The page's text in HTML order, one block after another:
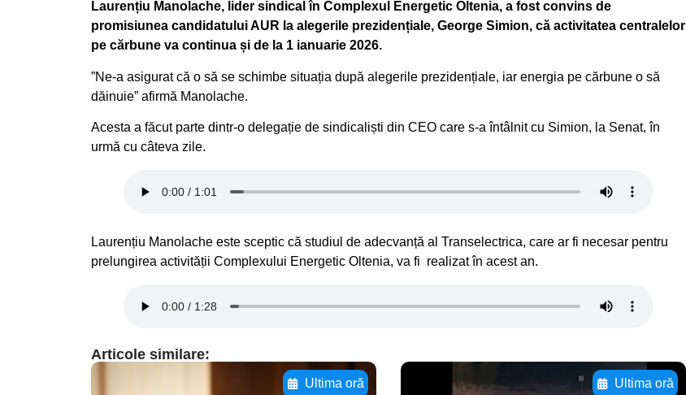
Laurențiu Manolache, lider sindical în Complexul Energetic Oltenia, a fost convins de
promisiunea candidatului AUR la alegerile prezidențiale, George Simion, că activitatea centralelor
pe cărbune va continua și de la 1 ianuarie 2026.
”Ne-a asigurat că o să se schimbe situația după alegerile prezidențiale, iar energia pe cărbune o să
dăinuie” afirmă Manolache.
Acesta a făcut parte dintr-o delegație de sindicaliști din CEO care s-a întâlnit cu Simion, la Senat, în
urmă cu câteva zile.
Laurențiu Manolache este sceptic că studiul de adecvanță al Transelectrica, care ar fi necesar pentru
prelungirea activității Complexului Energetic Oltenia, va fi realizat în acest an.
Articole similare:
Ultima oră Ultima oră